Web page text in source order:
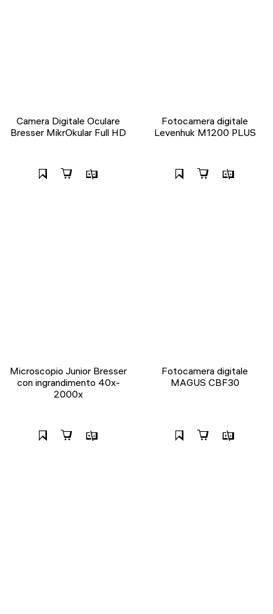
Camera Digitale Oculare
Bresser MikrOkular Full HD
Fotocamera digitale
Levenhuk M1200 PLUS
Microscopio Junior Bresser
con ingrandimento 40x-
2000x
Fotocamera digitale
MAGUS CBF30